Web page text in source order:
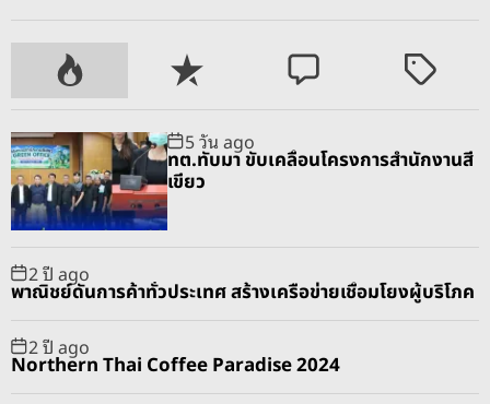
P
o
u
l
a
r
R
e
e
n
C
o
m
e
T
g
e
5 วัน ago
ทต.ทับมา ขับเคลื่อนโครงการสำนักงานสี
เขียว
2 ปี ago
พาณิชย์ดันการค้าทั่วประเทศ สร้างเครือข่ายเชื่อมโยงผู้บริโภค
2 ปี ago
Northern Thai Coffee Paradise 2024